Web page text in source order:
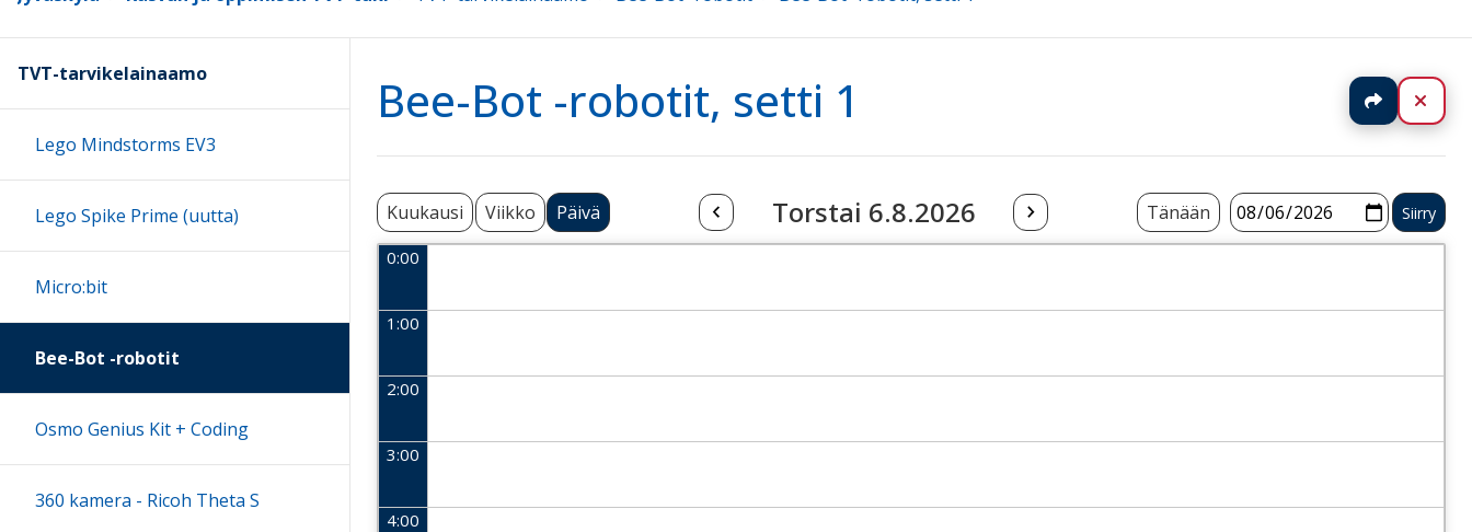
Bee-Bot -robotit, setti 1 Jaa
Kuukausi Viikko Päivä Torstai 6.8.2026 Tänään
0:00
1:00
2:00
3:00
4:00
TVT-tarvikelainaamo
Lego Mindstorms EV3
Lego Spike Prime (uutta)
Micro:bit
Bee-Bot -robotit
Osmo Genius Kit + Coding
360 kamera - Ricoh Theta S